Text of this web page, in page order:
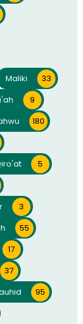
Maliki
33
9
180
5
3
55
17
37
95